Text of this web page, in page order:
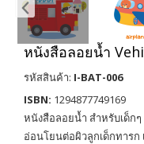
หนังสือลอยน้ำ
รหัสสินค้า: I-BAT-006
ISBN: 1294877749169
หนังสือลอยน้ำ สำหรับเด็ก
อ่อนโยนต่อผิวลูกเด็กทารก